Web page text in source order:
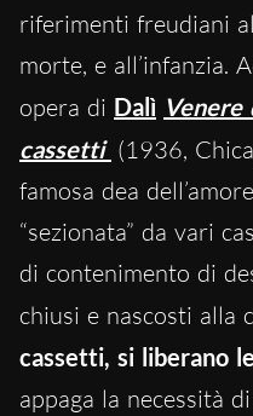
riferimenti freudiani
morte, e all’infanzia.
opera di Dalì Venere
cassetti (1936,
famosa dea
“sezionata” da vari
di contenimento di
chiusi e nascosti alla
cassetti, si liberano
appaga la necessità